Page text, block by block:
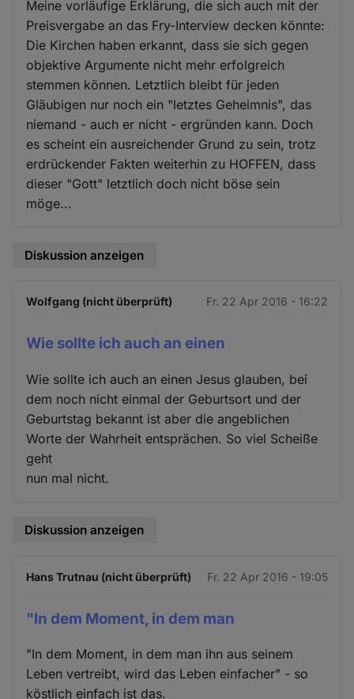
Meine vorläufige Erklärung, die sich auch mit der
Preisvergabe an das Fry-Interview decken könnte:
Die Kirchen haben erkannt, dass sie sich gegen
objektive Argumente nicht mehr erfolgreich
stemmen können. Letztlich bleibt für jeden
Gläubigen nur noch ein "letztes Geheimnis", das
niemand - auch er nicht - ergründen kann. Doch
es scheint ein ausreichender Grund zu sein, trotz
erdrückender Fakten weiterhin zu HOFFEN, dass
dieser "Gott" letztlich doch nicht böse sein
möge...
Diskussion anzeigen
Wolfgang (nicht überprüft) Fr. 22 Apr 2016 - 16:22
Wie sollte ich auch an einen
Wie sollte ich auch an einen Jesus glauben, bei
dem noch nicht einmal der Geburtsort und der
Geburtstag bekannt ist aber die angeblichen
Worte der Wahrheit entsprächen. So viel Scheiße
geht
nun mal nicht.
Diskussion anzeigen
Hans Trutnau (nicht überprüft) Fr. 22 Apr 2016 - 19:05
"In dem Moment, in dem man
"In dem Moment, in dem man ihn aus seinem
Leben vertreibt, wird das Leben einfacher" - so
köstlich einfach ist das.